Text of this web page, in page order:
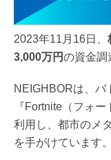
2023年11月16日、
3,000万円の資金調
NEIGHBORは、バ
『Fortnite（フォ
利用し、都市のメ
を手がけています。